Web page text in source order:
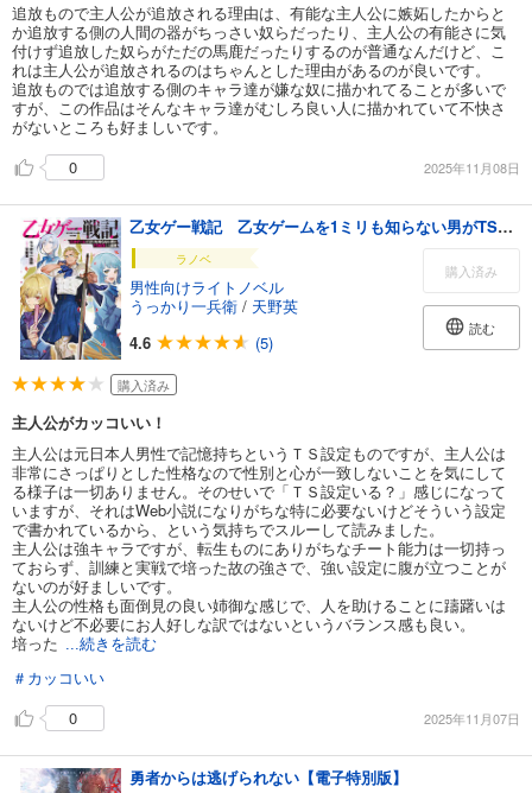
追放もので主人公が追放される理由は、有能な主人公に嫉妬したからと
か追放する側の人間の器がちっさい奴らだったり、主人公の有能さに気
付けず追放した奴らがただの馬鹿だったりするのが普通なんだけど、こ
れは主人公が追放されるのはちゃんとした理由があるのが良いです。
追放ものでは追放する側のキャラ達が嫌な奴に描かれてることが多いで
すが、この作品はそんなキャラ達がむしろ良い人に描かれていて不快さ
がないところも好ましいです。
0
2025年11月08日
乙女ゲー戦記 乙女ゲームを1ミリも知らない男がTS転生した結果
ラノベ
男性向けライトノベル
うっかり一兵衛 / 天野英
4.6
(5)
購入済み
読む
購入済み
主人公がカッコいい！
主人公は元日本人男性で記憶持ちというＴＳ設定ものですが、主人公は
非常にさっぱりとした性格なので性別と心が一致しないことを気にして
る様子は一切ありません。そのせいで「ＴＳ設定いる？」感じになって
いますが、それはWeb小説になりがちな特に必要ないけどそういう設定
で書かれているから、という気持ちでスルーして読みました。
主人公は強キャラですが、転生ものにありがちなチート能力は一切持っ
ておらず、訓練と実戦で培った故の強さで、強い設定に腹が立つことが
ないのが好ましいです。
主人公の性格も面倒見の良い姉御な感じで、人を助けることに躊躇いは
ないけど不必要にお人好しな訳ではないというバランス感も良い。
培った ...続きを読む
＃カッコいい
0
2025年11月07日
勇者からは逃げられない【電子特別版】